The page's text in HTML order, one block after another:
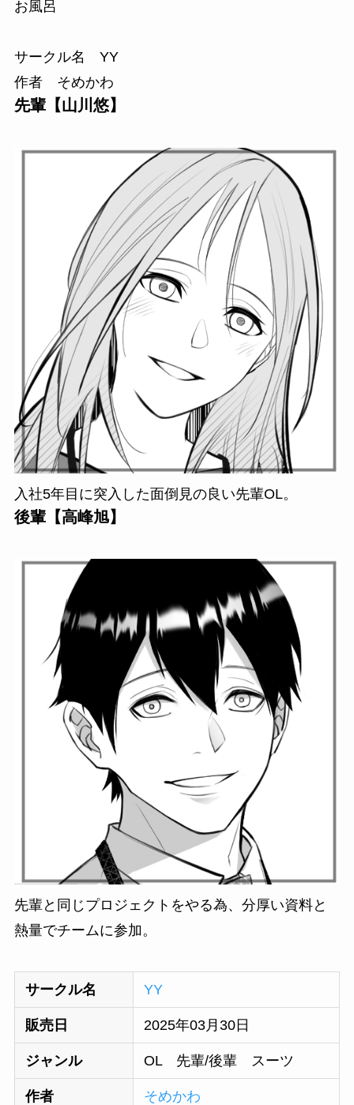
お風呂
サークル名 YY
作者 そめかわ
先輩【山川悠】
入社5年目に突入した面倒見の良い先輩OL。
後輩【高峰旭】
先輩と同じプロジェクトをやる為、分厚い資料と
熱量でチームに参加。
サークル名 YY
販売日 2025年03月30日
ジャンル OL 先輩/後輩 スーツ
作者 そめかわ